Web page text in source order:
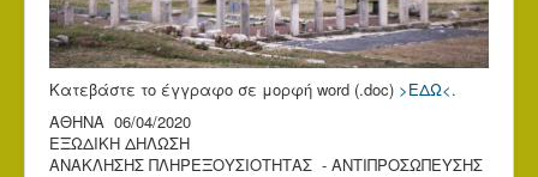
Κατεβάστε το έγγραφο σε μορφή word (.doc) >ΕΔΩ<.
ΑΘΗΝΑ 06/04/2020
ΕΞΩΔΙΚΗ ΔΗΛΩΣΗ
ΑΝΑΚΛΗΣΗΣ ΠΛΗΡΕΞΟΥΣΙΟΤΗΤΑΣ - ΑΝΤΙΠΡΟΣΩΠΕΥΣΗΣ